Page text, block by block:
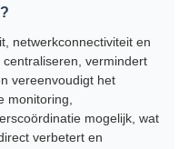
netwerkconnectiviteit en
vermindert
vereenvoudigt het
monitoring,
mogelijk, wat
verbetert en